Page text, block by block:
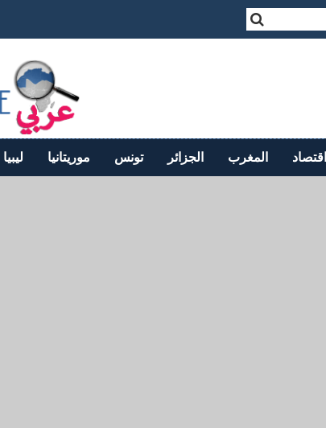
اقتصاد المغرب الجزائر تونس موريتانيا ليبيا